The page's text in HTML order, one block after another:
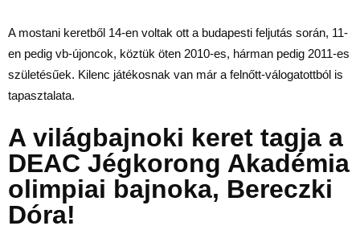
A mostani keretből 14-en voltak ott a budapesti feljutás során, 11-
en pedig vb-újoncok, köztük öten 2010-es, hárman pedig 2011-es
születésűek. Kilenc játékosnak van már a felnőtt-válogatottból is
tapasztalata.
A világbajnoki keret tagja a
DEAC Jégkorong Akadémia
olimpiai bajnoka, Bereczki
Dóra!